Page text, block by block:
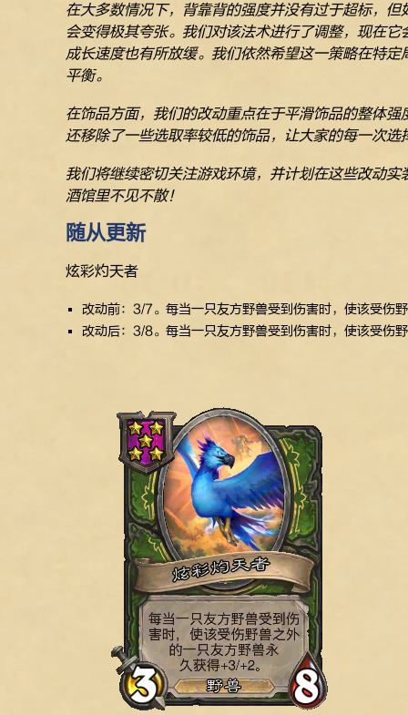
在大多数情况下，背靠背的强度并没有过于超标，
会变得极其夸张。我们对该法术进行了调整，现在
成长速度也有所放缓。我们依然希望这一策略在特
平衡。
在饰品方面，我们的改动重点在于平滑饰品的整体
还移除了一些选取率较低的饰品，让大家的每一次选
我们将继续密切关注游戏环境，并计划在这些改动
酒馆里不见不散！
随从更新
炫彩灼天者
改动前：3/7。每当一只友方野兽受到伤害时，使该受伤
改动后：3/8。每当一只友方野兽受到伤害时，使该受伤